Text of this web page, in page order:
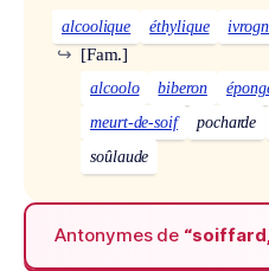
alcoolique éthylique
[Fam.]
↪
alcoolo biberon
meurt-de-soif
pocharde
soûlaude
Antonymes de